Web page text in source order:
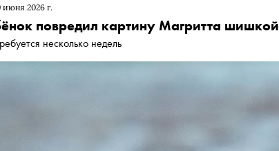
июня 2026 г.
повредил картину Магритта шишкой
несколько недель